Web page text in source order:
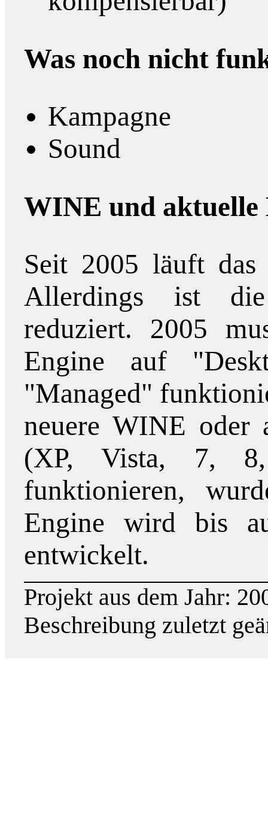
Was noch nicht
Kampagne
Sound
WINE und aktuelle
Seit 2005 läuft
Allerdings ist die
reduziert. 2005
Engine auf
"Managed"
neuere WINE oder
(XP, Vista, 7,
funktionieren,
Engine wird bis
entwickelt.
Projekt aus dem Jahr:
Beschreibung zuletzt